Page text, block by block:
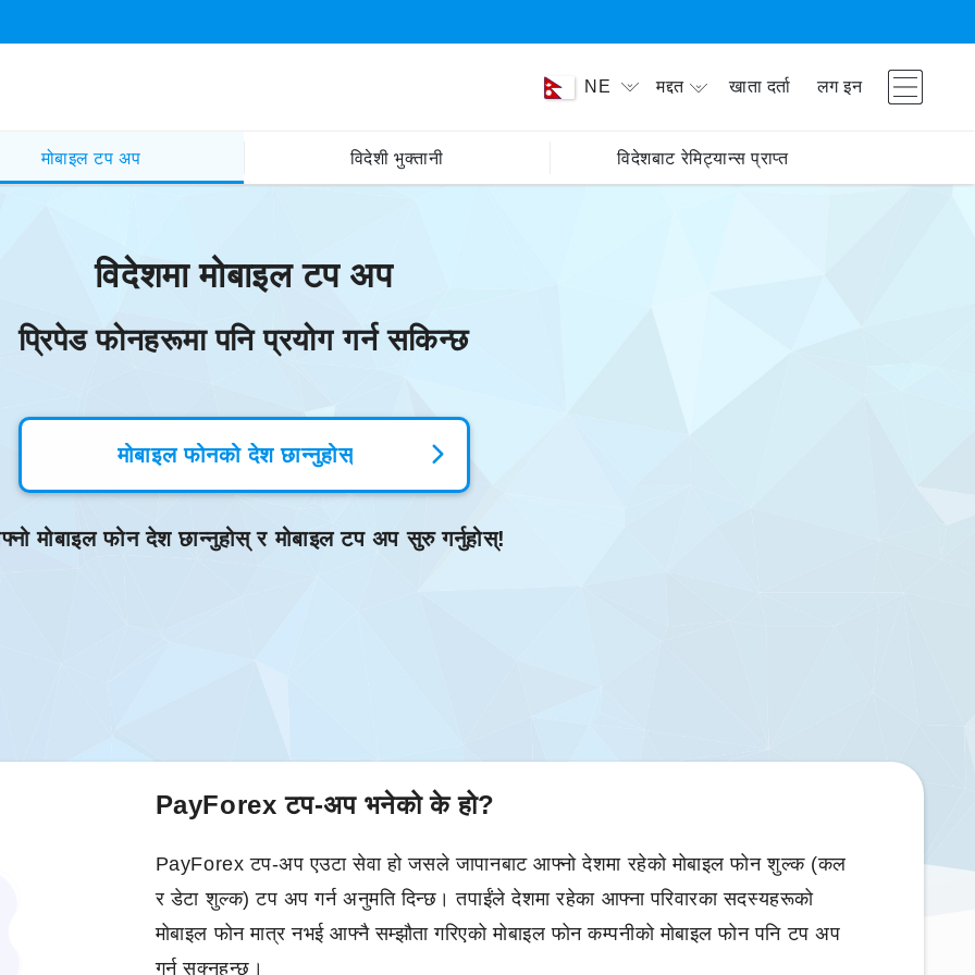
NE मद्दत खाता दर्ता लग इन
मोबाइल टप अप विदेशी भुक्तानी विदेशबाट रेमिट्यान्स प्राप्त
विदेशमा मोबाइल टप अप
प्रिपेड फोनहरूमा पनि प्रयोग गर्न सकिन्छ
मोबाइल फोनको देश छान्नुहोस्
मोबाइल फोन देश छान्नुहोस् र मोबाइल टप अप सुरु गर्नुहोस्!
PayForex टप-अप भनेको के हो?
PayForex टप-अप एउटा सेवा हो जसले जापानबाट आफ्नो देशमा रहेको मोबाइल फोन शुल्क (कल
र डेटा शुल्क) टप अप गर्न अनुमति दिन्छ। तपाईंले देशमा रहेका आफ्ना परिवारका सदस्यहरूको
मोबाइल फोन मात्र नभई आफ्नै सम्झौता गरिएको मोबाइल फोन कम्पनीको मोबाइल फोन पनि टप अप
गर्न सक्नुहुन्छ।